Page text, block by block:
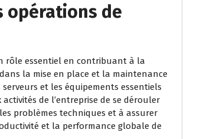
opérations de
rôle essentiel en contribuant à la
la mise en place et la maintenance
et les équipements essentiels
de l’entreprise de se dérouler
problèmes techniques et à assurer
et la performance globale de